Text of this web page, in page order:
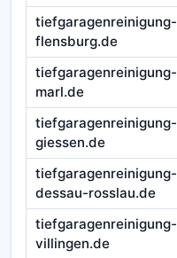
tiefgaragenreinigung-
flensburg.de
tiefgaragenreinigung-
marl.de
tiefgaragenreinigung-
giessen.de
tiefgaragenreinigung-
dessau-rosslau.de
tiefgaragenreinigung-
villingen.de